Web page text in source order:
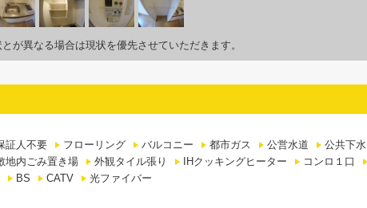
が異なる場合は現状を優先させていただきます。
証人不要 フローリング バルコニー 都市ガス 公営水道 公共下水
地内ごみ置き場 外観タイル張り IHクッキングヒーター コンロ１口
BS CATV 光ファイバー